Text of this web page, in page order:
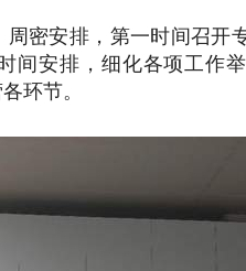
密安排，第一时间召开
间安排，细化各项工作
环节。